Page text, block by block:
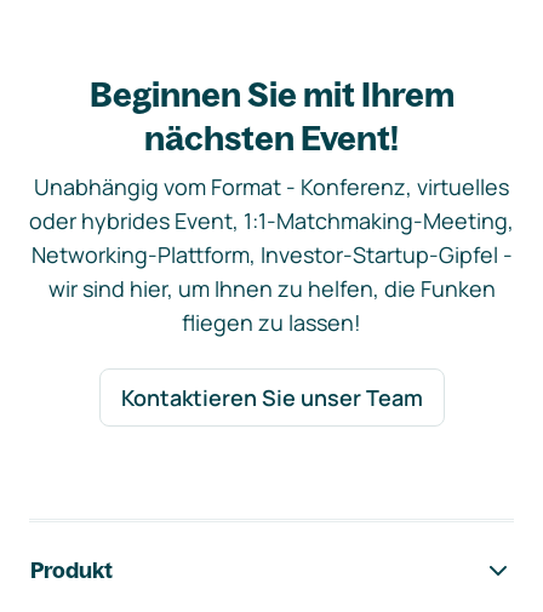
Beginnen Sie mit Ihrem
nächsten Event!
Unabhängig vom Format - Konferenz, virtuelles
oder hybrides Event, 1:1-Matchmaking-Meeting,
Networking-Plattform, Investor-Startup-Gipfel -
wir sind hier, um Ihnen zu helfen, die Funken
fliegen zu lassen!
Kontaktieren Sie unser Team
Produkt